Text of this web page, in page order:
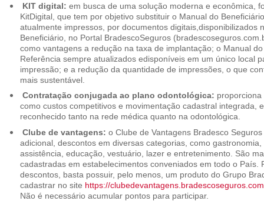
KIT digital: em busca de uma solução moderna e econômica,
KitDigital, que tem por objetivo substituir o Manual do
atualmente impressos, por documentos digitais,disponibilizados
Beneficiário, no Portal BradescoSeguros
como vantagens a redução na taxa de implantação; o Manual
Referência sempre atualizados edisponíveis em um único local
impressão; e a redução da quantidade de impressões, o que
mais sustentável.
Contratação conjugada ao plano odontológica:
como custos competitivos e movimentação cadastral integrada,
reconhecido tanto na rede médica quanto na odontológica.
Clube de vantagens: o Clube de Vantagens Bradesco
adicional, descontos em diversas categorias, como
assistência, educação, vestuário, lazer e entretenimento. São
cadastradas em estabelecimentos conveniados em todo o País.
descontos, basta possuir, pelo menos, um produto do Grupo
cadastrar no site https://
Não é necessário acumular pontos para participar.